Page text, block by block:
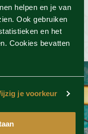
helpen en je van
Ook gebruiken
en het
Cookies bevatten
je voorkeur
ook